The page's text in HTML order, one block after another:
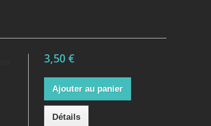
3,50 €
Ajouter au panier
Détails